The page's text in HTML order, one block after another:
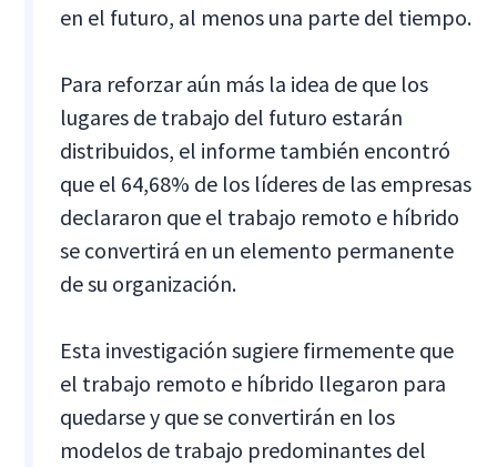
en el futuro, al menos una parte del tiempo.
Para reforzar aún más la idea de que los
lugares de trabajo del futuro estarán
distribuidos, el informe también encontró
que el 64,68% de los líderes de las empresas
declararon que el trabajo remoto e híbrido
se convertirá en un elemento permanente
de su organización.
Esta investigación sugiere firmemente que
el trabajo remoto e híbrido llegaron para
quedarse y que se convertirán en los
modelos de trabajo predominantes del